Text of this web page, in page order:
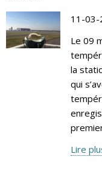
11-03-
Le 09
la
qui
Lire